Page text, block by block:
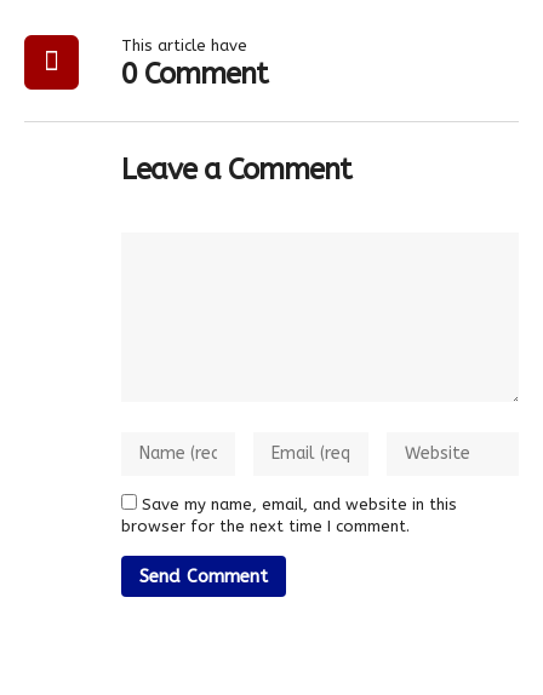
This article have
0 Comment
Leave a Comment
Save my name, email, and website in this
browser for the next time I comment.